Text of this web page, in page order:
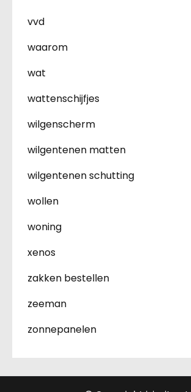
vvd
waarom
wat
wattenschijfjes
wilgenscherm
wilgentenen matten
wilgentenen schutting
wollen
woning
xenos
zakken bestellen
zeeman
zonnepanelen